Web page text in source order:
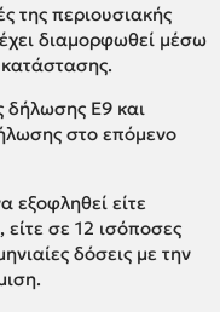
της περιουσιακής
διαμορφωθεί μέσω
δήλωσης Ε9 και
στο επόμενο
εξοφληθεί είτε
σε 12 ισόποσες
δόσεις με την